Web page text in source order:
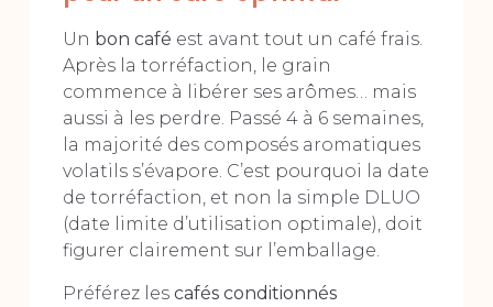
Un bon café est avant tout un café frais.
Après la torréfaction, le grain
commence à libérer ses arômes… mais
aussi à les perdre. Passé 4 à 6 semaines,
la majorité des composés aromatiques
volatils s’évapore. C’est pourquoi la date
de torréfaction, et non la simple DLUO
(date limite d’utilisation optimale), doit
figurer clairement sur l’emballage.
Préférez les cafés conditionnés